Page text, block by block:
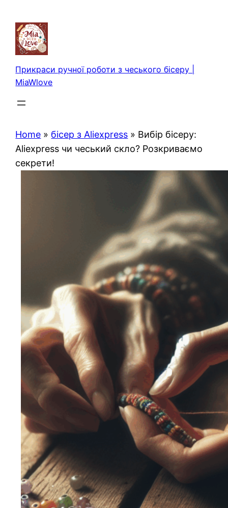
вмісту
Прикраси ручної роботи з чеського бісеру |
MiaWlove
Home » бісер з Aliexpress » Вибір бісеру:
Aliexpress чи чеський скло? Розкриваємо
секрети!